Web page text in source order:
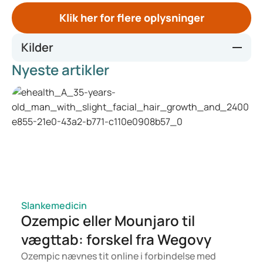
Klik her for flere oplysninger
Kilder
https://www.nbcnews.com/nightly-news/video/nbc-news-
exclusive-ozempic-and-wegovy-novo-nordisk-ceo-
speaks-out-on-high-prices-drug-shortages-
217953349854
https://www.who.int/news-room/fact-
Nyeste artikler
Slankemedicin
Ozempic eller Mounjaro til
vægttab: forskel fra Wegovy
Ozempic nævnes tit online i forbindelse med